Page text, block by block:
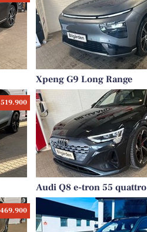
Xpeng G9 Long Range
Audi Q8 e-tron 55 quattro